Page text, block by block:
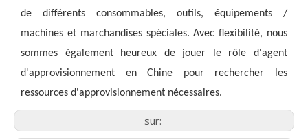
de différents consommables, outils, équipements /
machines et marchandises spéciales. Avec flexibilité, nous
sommes également heureux de jouer le rôle d'agent
d'approvisionnement en Chine pour rechercher les
ressources d'approvisionnement nécessaires.
sur: